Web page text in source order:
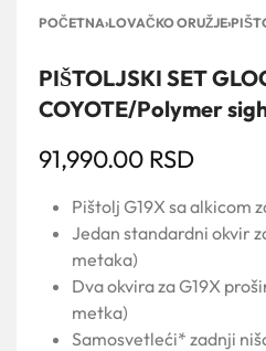
POČETNA›LOVAČKO ORUŽJE›
PIŠTOLJSKI SET
COYOTE/Polymer
91,990.00 RSD
Pištolj G19X sa alkicom
Jedan standardni okvir
metaka)
Dva okvira za G19X
metka)
Samosvetleći* zadnji